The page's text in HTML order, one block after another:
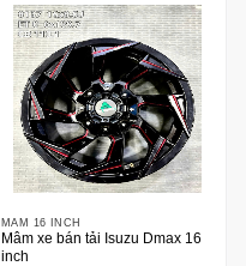
MÂM 16 INCH
Mâm xe bán tải Isuzu Dmax 16
inch